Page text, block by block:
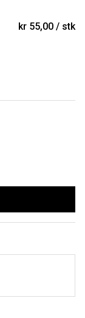
kr 55,00 stk